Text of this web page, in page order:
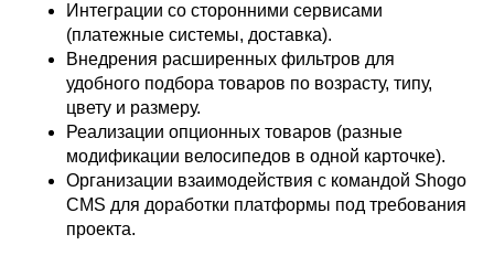
Интеграции со сторонними сервисами
(платежные системы, доставка).
Внедрения расширенных фильтров для
удобного подбора товаров по возрасту, типу,
цвету и размеру.
Реализации опционных товаров (разные
модификации велосипедов в одной карточке).
Организации взаимодействия с командой Shogo
CMS для доработки платформы под требования
проекта.